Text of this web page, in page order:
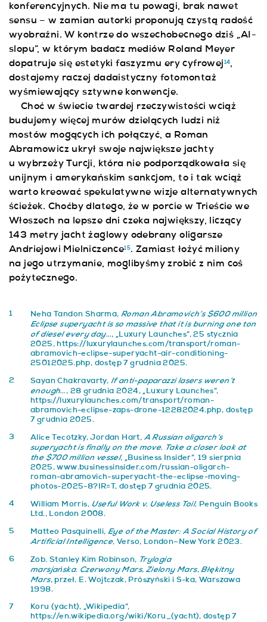
konferencyjnych. Nie ma tu powagi, brak nawet
sensu – w zamian autorki proponują czystą radość
wyobraźni. W kontrze do wszechobecnego dziś „AI-
slopu”, w którym badacz mediów Roland Meyer
dopatruje się estetyki faszyzmu ery cyfrowej 14,
dostajemy raczej dadaistyczny fotomontaż
wyśmiewający sztywne konwencje.
Choć w świecie twardej rzeczywistości wciąż
budujemy więcej murów dzielących ludzi niż
mostów mogących ich połączyć, a Roman
Abramowicz ukrył swoje największe jachty
u wybrzeży Turcji, która nie podporządkowała się
unijnym i amerykańskim sankcjom, to i tak wciąż
warto kreować spekulatywne wizje alternatywnych
ścieżek. Choćby dlatego, że w porcie w Trieście we
Włoszech na lepsze dni czeka największy, liczący
143 metry jacht żaglowy odebrany oligarsze
Andriejowi Mielniczence15. Zamiast łożyć miliony
na jego utrzymanie, moglibyśmy zrobić z nim coś
pożytecznego.
1 Neha Tandon Sharma, Roman Abramovich’s $600 million
Eclipse superyacht is so massive that it is burning one ton
of diesel every day…, „Luxury Launches”, 25 stycznia
2025,https://luxurylaunches.com/transport/roman-
abramovich-eclipse-superyacht-air-conditioning-
25012025.php, dostęp 7 grudnia 2025.
2 Sayan Chakravarty, If anti-paparazzi lasers weren’t
enough…, 28 grudnia 2024, „Luxury Launches”,
https://luxurylaunches.com/transport/roman-
abramovich-eclipse-zaps-drone-12282024.php, dostęp
7 grudnia 2025.
3 Alice Tecotzky, Jordan Hart,A Russian oligarch’s
superyacht is finally on the move. Take a closer look at
the $700 million vessel, „Business Insider”, 19 sierpnia
2025,www.businessinsider.com/russian-oligarch-
roman-abramovich-superyacht-the-eclipse-moving-
photos-2025-8?IR=T, dostęp 7 grudnia 2025.
4 William Morris, Useful Work v. Useless Toil, Penguin Books
Ltd., London 2008.
5 Matteo Pasquinelli, Eye of the Master: A Social History of
Artificial Intelligence, Verso, London–New York 2023.
6 Zob. Stanley Kim Robinson, Trylogia
marsjańska. Czerwony Mars,Zielony Mars,Błękitny
Mars, przeł. E. Wojtczak, Prószyński i S-ka, Warszawa
1998.
7
Koru (yacht), „Wikipedia”,
https://en.wikipedia.org/wiki/Koru_(yacht), dostęp 7